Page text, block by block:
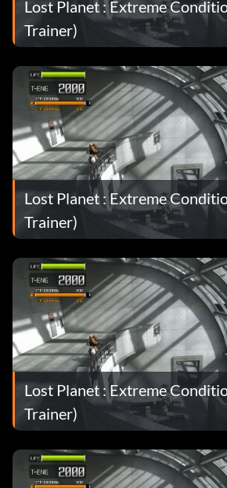
Lost Planet : Extreme
Trainer)
Lost Planet : Extreme
Trainer)
Lost Planet : Extreme
Trainer)